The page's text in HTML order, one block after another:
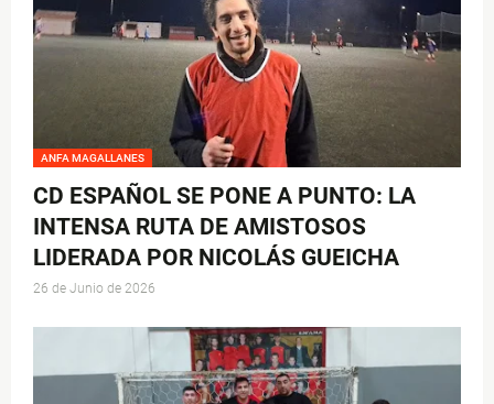
ANFA MAGALLANES
CD ESPAÑOL SE PONE A PUNTO: LA
INTENSA RUTA DE AMISTOSOS
LIDERADA POR NICOLÁS GUEICHA
26 de Junio de 2026